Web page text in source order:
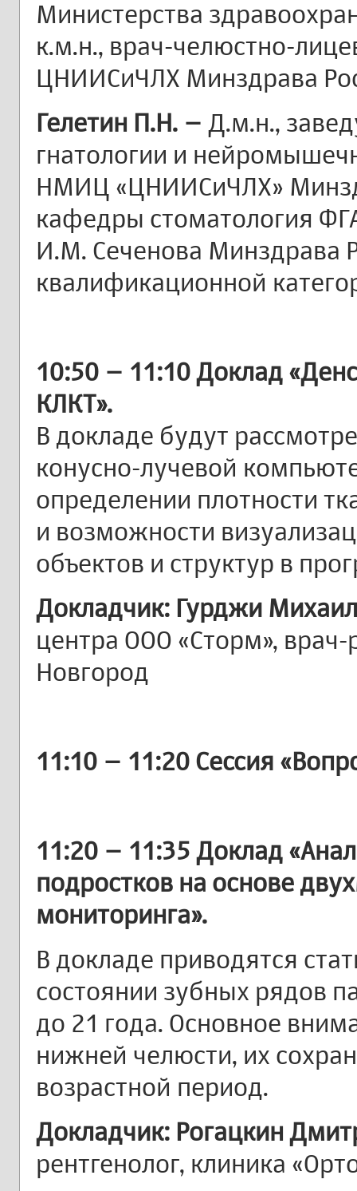
Министерства
к.м.н., врач-челюстно-
ЦНИИСиЧЛХ Минздрава
Гелетин П.Н. – Д.м.н.,
гнатологии и
НМИЦ «ЦНИИСиЧЛХ»
кафедры стоматология
И.М. Сеченова Минздрава
квалификационной
10:50 – 11:10 Доклад
КЛКТ».
В докладе будут
конусно-лучевой
определении плотности
и возможности
объектов и структур в
Докладчик: Гурджи
центра ООО «Сторм»,
Новгород
11:10 – 11:20 Сессия
11:20 – 11:35 Доклад
подростков на основе
мониторинга».
В докладе приводятся
состоянии зубных рядов
до 21 года. Основное
нижней челюсти, их
возрастной период.
Докладчик: Рогацкин
рентгенолог, клиника